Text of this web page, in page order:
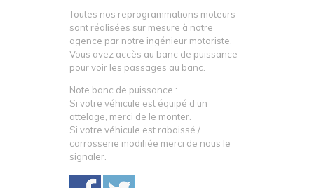
Toutes nos reprogrammations moteurs
sont réalisées sur mesure à notre
agence par notre ingénieur motoriste.
Vous avez accès au banc de puissance
pour voir les passages au banc.
Note banc de puissance :
Si votre véhicule est équipé d’un
attelage, merci de le monter.
Si votre véhicule est rabaissé /
carrosserie modifiée merci de nous le
signaler.